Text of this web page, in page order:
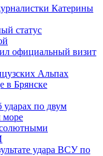
Катерины
статус
официальный визит
Альпах
в Брянске
по двум
море
удара ВСУ по